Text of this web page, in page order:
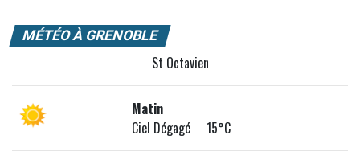
MÉTÉO À GRENOBLE
St Octavien
Matin
Ciel Dégagé 15°C